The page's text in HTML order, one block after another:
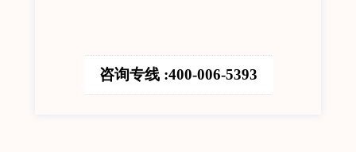
咨询专线 :400-006-5393